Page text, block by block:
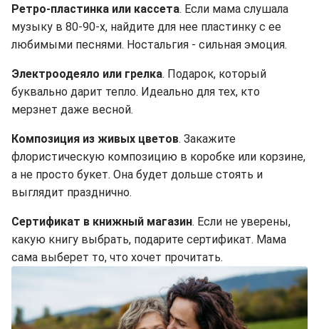
Ретро-пластинка или кассета. Если мама слушала
музыку в 80-90-х, найдите для нее пластинку с ее
любимыми песнями. Ностальгия - сильная эмоция.
Электроодеяло или грелка. Подарок, который
буквально дарит тепло. Идеально для тех, кто
мерзнет даже весной.
Композиция из живых цветов. Закажите
флористическую композицию в коробке или корзине,
а не просто букет. Она будет дольше стоять и
выглядит празднично.
Сертификат в книжный магазин. Если не уверены,
какую книгу выбрать, подарите сертификат. Мама
сама выберет то, что хочет прочитать.